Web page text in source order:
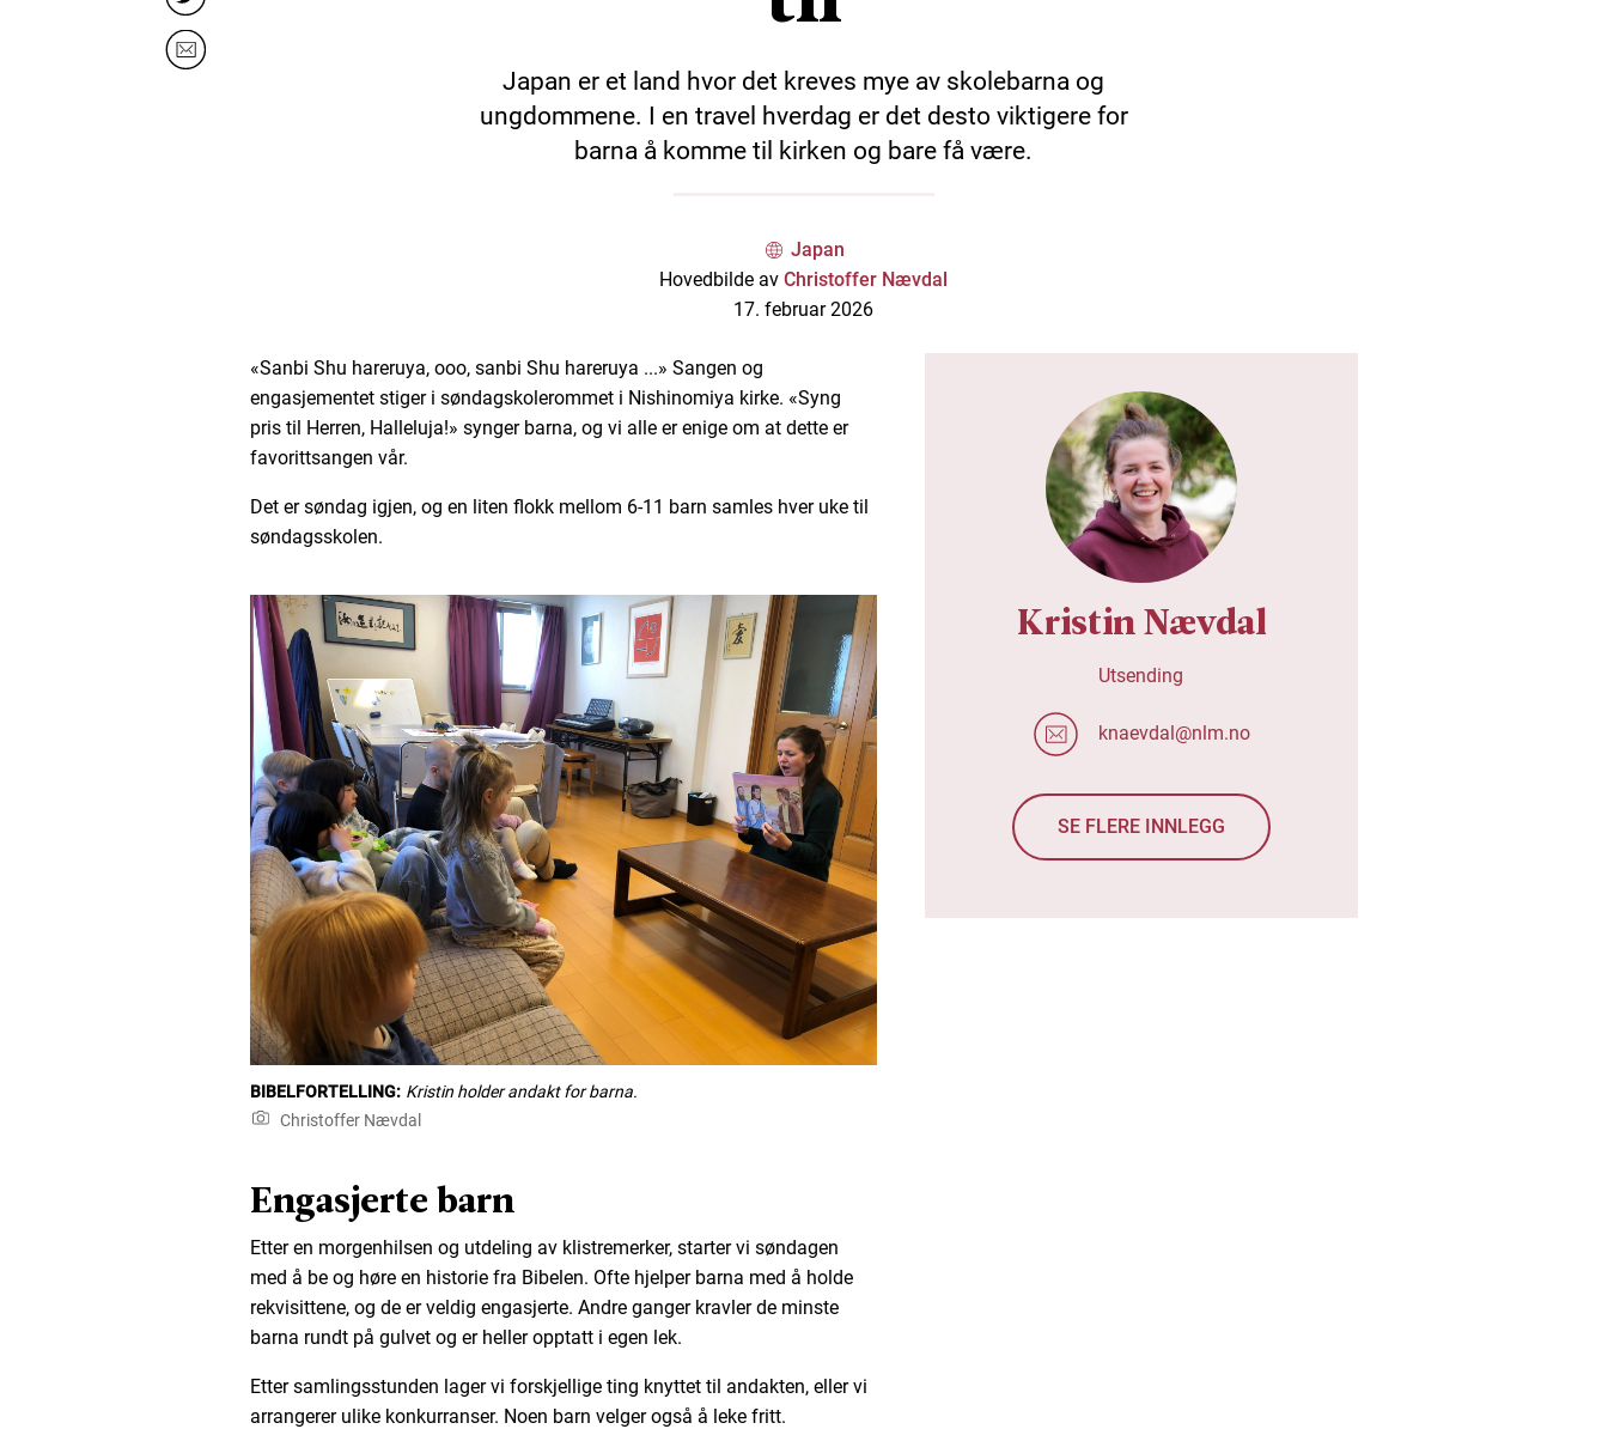
Japan er et land hvor det kreves mye av skolebarna og
ungdommene. I en travel hverdag er det desto viktigere for
barna å komme til kirken og bare få være.
Japan
Hovedbilde avChristoffer Nævdal
17. februar 2026
«Sanbi Shu hareruya, ooo, sanbi Shu hareruya ...» Sangen og
engasjementet stiger i søndagskolerommet i Nishinomiya kirke. «Syng
pris til Herren, Halleluja!» synger barna, og vi alle er enige om at dette er
favorittsangen vår.
Det er søndag igjen, og en liten flokk mellom 6-11 barn samles hver uke til
søndagsskolen.
BIBELFORTELLING: Kristin holder andakt for barna.
Christoffer Nævdal
Engasjerte barn
Etter en morgenhilsen og utdeling av klistremerker, starter vi søndagen
med å be og høre en historie fra Bibelen. Ofte hjelper barna med å holde
rekvisittene, og de er veldig engasjerte. Andre ganger kravler de minste
barna rundt på gulvet og er heller opptatt i egen lek.
Etter samlingsstunden lager vi forskjellige ting knyttet til andakten, eller vi
arrangerer ulike konkurranser. Noen barn velger også å leke fritt.
Kristin Nævdal
Utsending
knaevdal@nlm.no
SE FLERE INNLEGG